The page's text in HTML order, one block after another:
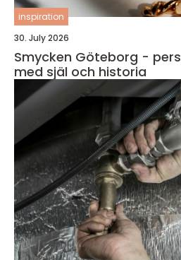
inspiration
30. July 2026
Smycken Göteborg -
med själ och historia